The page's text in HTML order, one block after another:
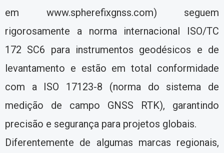
em www.spherefixgnss.com) seguem
rigorosamente a norma internacional ISO/TC
172 SC6 para instrumentos geodésicos e de
levantamento e estão em total conformidade
com a ISO 17123-8 (norma do sistema de
medição de campo GNSS RTK), garantindo
precisão e segurança para projetos globais.
Diferentemente de algumas marcas regionais,